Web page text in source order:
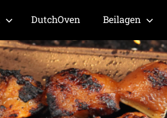
DutchOven Beilagen